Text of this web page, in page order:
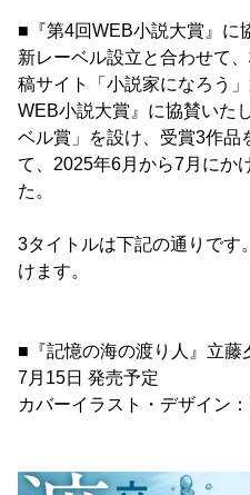
■『第4回WEB小説大賞』に
新レーベル設立と合わせて
稿サイト「小説家になろう
WEB小説大賞』に協賛いた
ベル賞」を設け、受賞3作品
て、2025年6月から7月にか
た。
3タイトルは下記の通りです
けます。
■『記憶の海の渡り人』立藤
7月15日 発売予定
カバーイラスト・デザイン